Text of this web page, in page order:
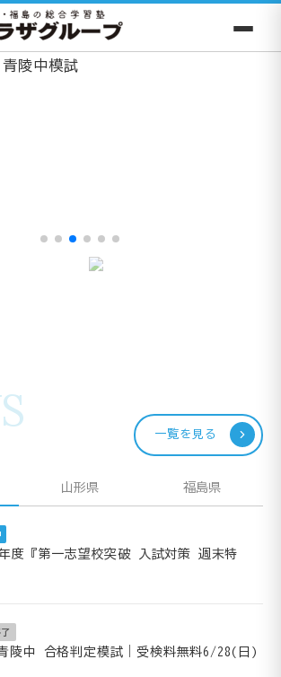
一覧を見る
山形県 福島県
度『第一志望校突破 入試対策 週末特
陵中 合格判定模試｜受検料無料6/28(日)